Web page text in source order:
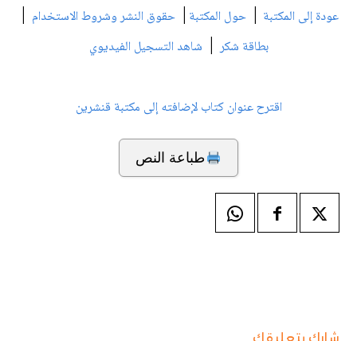
عودة إلى المكتبة | حول المكتبة | حقوق النشر وشروط الاستخدام |
بطاقة شكر| شاهد التسجيل الفيديوي
اقترح عنوان كتاب لإضافته إلى مكتبة قنشرين
طباعة النص